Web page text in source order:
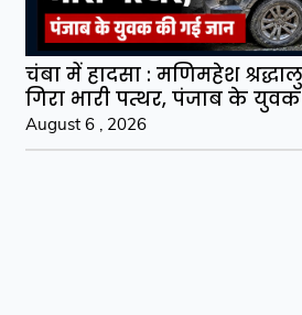
चंबा में हादसा : मणिमहेश
गिरा भारी पत्थर, पंजाब के
August 6 , 2026